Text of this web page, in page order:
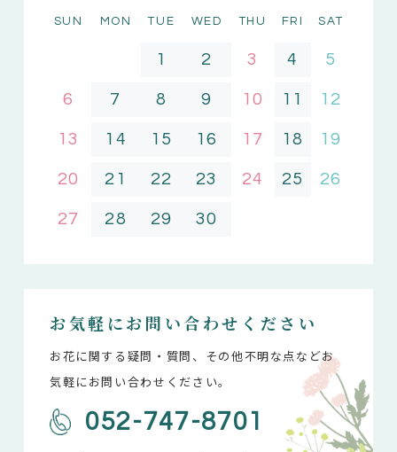
SUN MON TUE WED THU FRI SAT
1 2 3 4 5
6 7 8 9 10 11 12
13 14 15 16 17 18 19
20 21 22 23 24 25 26
27 28 29 30
お気軽にお問い合わせください
お花に関する疑問・質問、その他不明な点などお
気軽にお問い合わせください。
052-747-8701